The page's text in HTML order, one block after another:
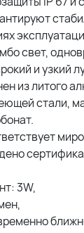
свет,
и узкий
из литого
стали,
3W,